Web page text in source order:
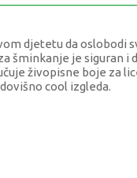
djetetu da oslobodi
šminkanje je siguran
živopisne boje za
cool izgleda.